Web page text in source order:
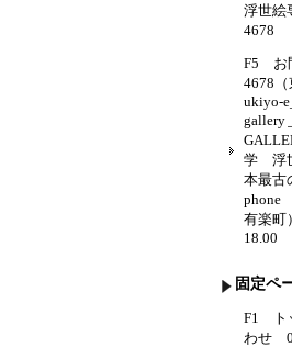
浮世
4678
F5 お
4678
ukiyo-
gallery
学 浮
本最
phone
有楽
18.00
固定ペ
F1 ト
わせ